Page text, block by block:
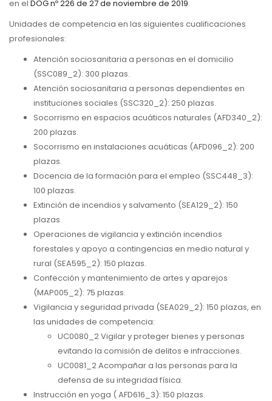
en el DOG nº 226 de 27 de noviembre de 2019.
Unidades de competencia en las siguientes cualificaciones
profesionales:
Atención sociosanitaria a personas en el domicilio
(SSC089_2): 300 plazas.
Atención sociosanitaria a personas dependientes en
instituciones sociales (SSC320_2): 250 plazas.
Socorrismo en espacios acuáticos naturales (AFD340_2):
200 plazas.
Socorrismo en instalaciones acuáticas (AFD096_2): 200
plazas.
Docencia de la formación para el empleo (SSC448_3):
100 plazas.
Extinción de incendios y salvamento (SEA129_2): 150
plazas.
Operaciones de vigilancia y extinción incendios
forestales y apoyo a contingencias en medio natural y
rural (SEA595_2): 150 plazas.
Confección y mantenimiento de artes y aparejos
(MAP005_2): 75 plazas.
Vigilancia y seguridad privada (SEA029_2): 150 plazas, en
las unidades de competencia:
UC0080_2 Vigilar y proteger bienes y personas
evitando la comisión de delitos e infracciones.
UC0081_2 Acompañar a las personas para la
defensa de su integridad física.
Instrucción en yoga ( AFD616_3): 150 plazas.